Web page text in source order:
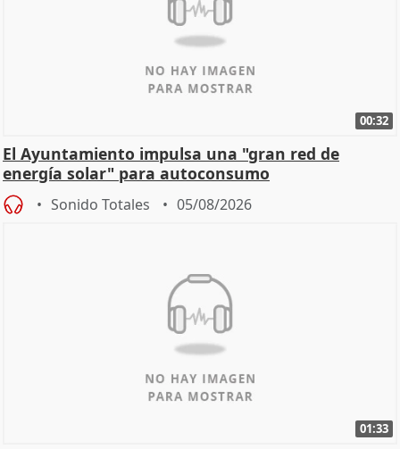
00:32
El Ayuntamiento impulsa una "gran red de
energía solar" para autoconsumo
Sonido Totales 05/08/2026
01:33